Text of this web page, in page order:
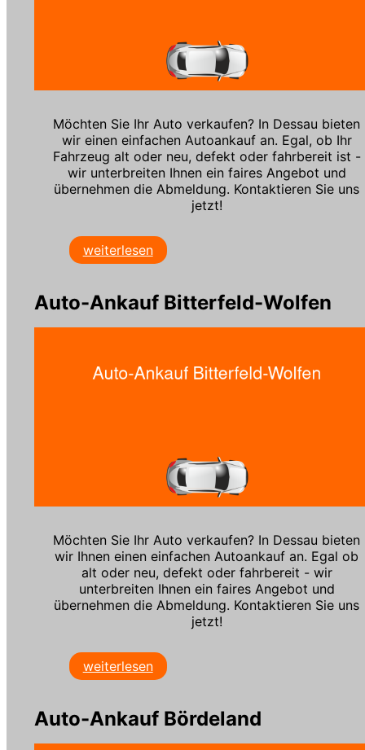
Möchten Sie Ihr Auto verkaufen? In Dessau bieten
wir einen einfachen Autoankauf an. Egal, ob Ihr
Fahrzeug alt oder neu, defekt oder fahrbereit ist -
wir unterbreiten Ihnen ein faires Angebot und
übernehmen die Abmeldung. Kontaktieren Sie uns
jetzt!
weiterlesen
Auto-Ankauf Bitterfeld-Wolfen
Möchten Sie Ihr Auto verkaufen? In Dessau bieten
wir Ihnen einen einfachen Autoankauf an. Egal ob
alt oder neu, defekt oder fahrbereit - wir
unterbreiten Ihnen ein faires Angebot und
übernehmen die Abmeldung. Kontaktieren Sie uns
jetzt!
weiterlesen
Auto-Ankauf Bördeland